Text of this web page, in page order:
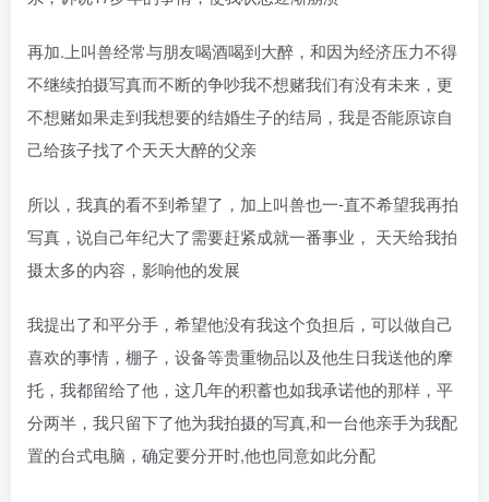
再加.上叫兽经常与朋友喝酒喝到大醉，和因为经济压力不得
不继续拍摄写真而不断的争吵我不想赌我们有没有未来，更
不想赌如果走到我想要的结婚生子的结局，我是否能原谅自
己给孩子找了个天天大醉的父亲
所以，我真的看不到希望了，加上叫兽也一-直不希望我再拍
写真，说自己年纪大了需要赶紧成就一番事业， 天天给我拍
摄太多的内容，影响他的发展
我提出了和平分手，希望他没有我这个负担后，可以做自己
喜欢的事情，棚子，设备等贵重物品以及他生日我送他的摩
托，我都留给了他，这几年的积蓄也如我承诺他的那样，平
分两半，我只留下了他为我拍摄的写真,和一台他亲手为我配
置的台式电脑，确定要分开时,他也同意如此分配